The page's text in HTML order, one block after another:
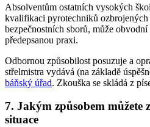
Absolventům ostatních vysokých
kvalifikaci pyrotechniků ozbrojených
bezpečnostních sborů, může
předepsanou praxi.
Odbornou způsobilost posuzuje a
střelmistra vydává (na základě
báňský úřad. Zkouška se skládá z
7. Jakým způsobem můžete
situace